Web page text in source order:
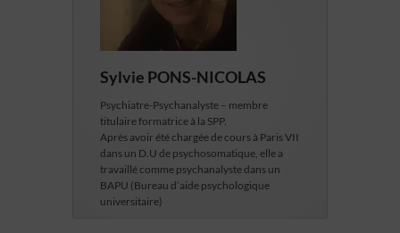
Sylvie PONS-NICOLAS
Psychiatre-Psychanalyste – membre
titulaire formatrice à la SPP.
Après avoir été chargée de cours à Paris VII
dans un D.U de psychosomatique, elle a
travaillé comme psychanalyste dans un
BAPU (Bureau d’aide psychologique
universitaire)